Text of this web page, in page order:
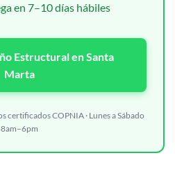
en 7–10 días hábiles
Estructural en Santa
Marta
certificados COPNIA · Lunes a Sábado
8am–6pm